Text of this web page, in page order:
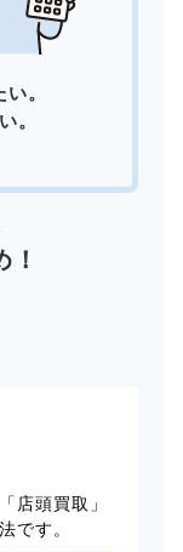
。
。
店頭買取」
です。